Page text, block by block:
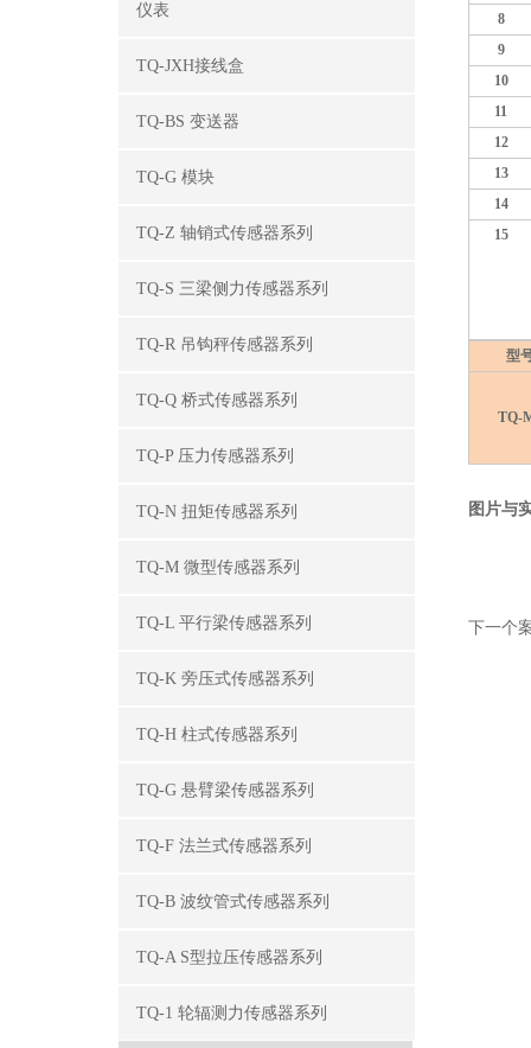
仪表
TQ-JXH接线盒
TQ-BS 变送器
TQ-G 模块
TQ-Z 轴销式传感器系列
TQ-S 三梁侧力传感器系列
TQ-R 吊钩秤传感器系列
TQ-Q 桥式传感器系列
TQ-P 压力传感器系列
TQ-N 扭矩传感器系列
TQ-M 微型传感器系列
TQ-L 平行梁传感器系列
TQ-K 旁压式传感器系列
TQ-H 柱式传感器系列
TQ-G 悬臂梁传感器系列
TQ-F 法兰式传感器系列
TQ-B 波纹管式传感器系列
TQ-A S型拉压传感器系列
TQ-1 轮辐测力传感器系列
8
9
10
11
12
13
14
15
型
TQ-
图片与
下一个